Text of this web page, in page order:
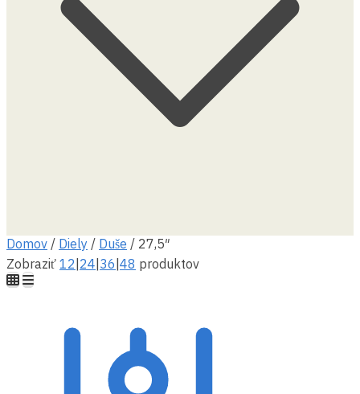
Domov / Diely / Duše / 27,5″
Zobraziť 12|24|36|48 produktov